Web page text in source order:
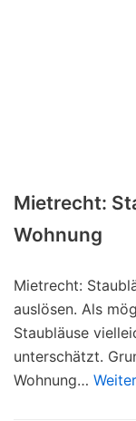
Mietrecht:
Wohnung
Mietrecht:
auslösen. Als
Staubläuse
unterschätzt.
Wohnung…